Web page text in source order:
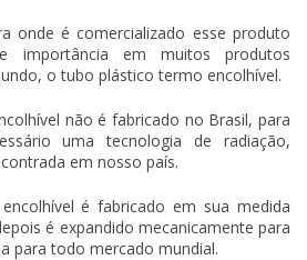
onde é comercializado esse produto
importância em muitos produtos
otubo plástico termo encolhível.
não é fabricado no Brasil, para
uma tecnologia de radiação,
em nosso país.
é fabricado em sua medida
é expandido mecanicamente para
para todo mercado mundial.